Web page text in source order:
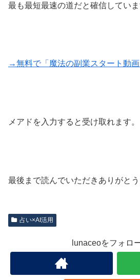
最も最短最速の道だと確信していま
→無料で「魔法の副業スタート動画
メアドを入力すると受け取れます。
最後まで読んでいただきありがとう
占い×AI活用
lunaceoをフォロ